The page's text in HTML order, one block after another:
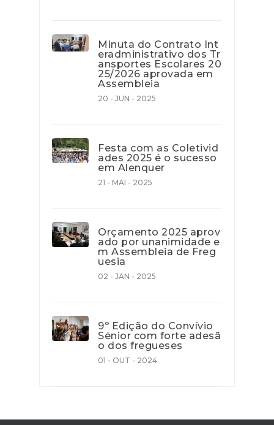
Minuta do Contrato Int
eradministrativo dos Tr
ansportes Escolares 20
25/2026 aprovada em
Assembleia
20 - JUN - 2025
Festa com as Coletivid
ades 2025 é o sucesso
em Alenquer
21 - MAI - 2025
Orçamento 2025 aprov
ado por unanimidade e
m Assembleia de Freg
uesia
02 - JAN - 2025
9º Edição do Convívio
Sénior com forte adesã
o dos fregueses
01 - OUT - 2024